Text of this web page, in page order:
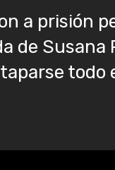
a prisión
de Susana
todo